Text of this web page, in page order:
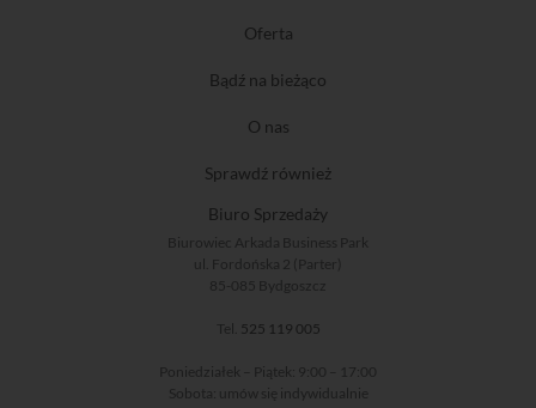
Oferta
Bądź na bieżąco
O nas
Sprawdź również
Biuro Sprzedaży
Biurowiec Arkada Business Park
ul. Fordońska 2 (Parter)
85-085 Bydgoszcz
Tel. 525 119 005
Poniedziałek – Piątek: 9:00 – 17:00
Sobota: umów się indywidualnie